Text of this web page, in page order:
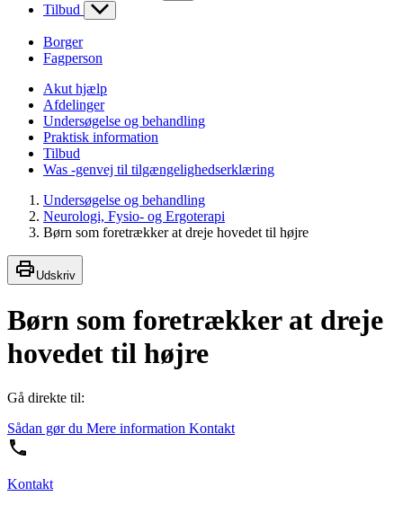
Tilbud
Borger
Fagperson
Akut hjælp
Afdelinger
Undersøgelse og behandling
Praktisk information
Tilbud
Was -genvej til tilgængelighedserklæring
Undersøgelse og behandling
Neurologi, Fysio- og Ergoterapi
Børn som foretrækker at dreje hovedet til højre
Udskriv
Børn som foretrækker at dreje
hovedet til højre
Gå direkte til:
Sådan gør du Mere information Kontakt
Kontakt